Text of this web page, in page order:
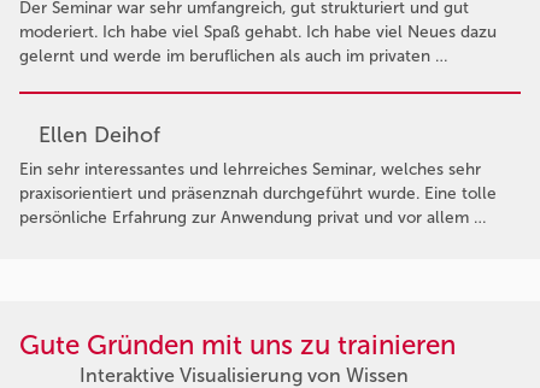
Der Seminar war sehr umfangreich, gut strukturiert und gut
moderiert. Ich habe viel Spaß gehabt. Ich habe viel Neues dazu
gelernt und werde im beruflichen als auch im privaten …
Ellen Deihof
Ein sehr interessantes und lehrreiches Seminar, welches sehr
praxisorientiert und präsenznah durchgeführt wurde. Eine tolle
persönliche Erfahrung zur Anwendung privat und vor allem …
Gute Gründen mit uns zu trainieren
Interaktive Visualisierung von Wissen